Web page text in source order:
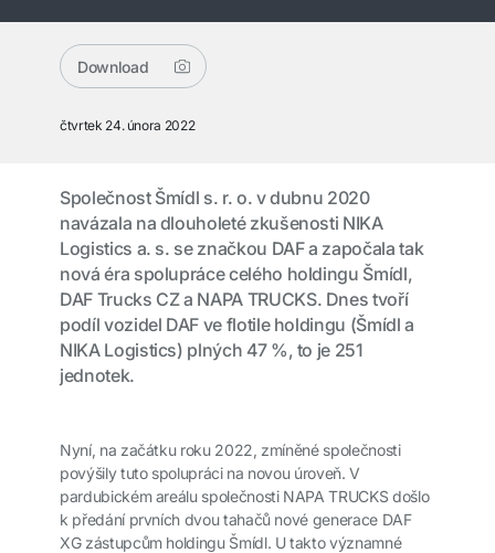
Download
čtvrtek 24. února 2022
Společnost Šmídl s. r. o. v dubnu 2020
navázala na dlouholeté zkušenosti NIKA
Logistics a. s. se značkou DAF a započala tak
nová éra spolupráce celého holdingu Šmídl,
DAF Trucks CZ a NAPA TRUCKS. Dnes tvoří
podíl vozidel DAF ve flotile holdingu (Šmídl a
NIKA Logistics) plných 47 %, to je 251
jednotek.
Nyní, na začátku roku 2022, zmíněné společnosti
povýšily tuto spolupráci na novou úroveň. V
pardubickém areálu společnosti NAPA TRUCKS došlo
k předání prvních dvou tahačů nové generace DAF
XG zástupcům holdingu Šmídl. U takto významné